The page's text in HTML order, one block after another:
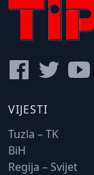
VIJESTI
Tuzla – TK
BiH
Regija – Svijet